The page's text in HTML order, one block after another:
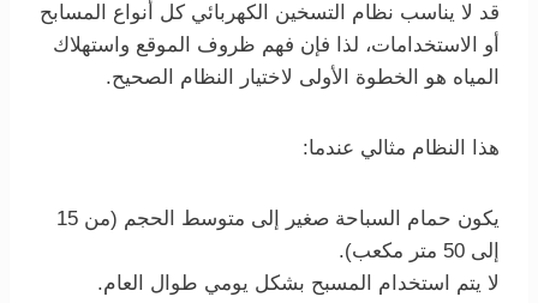
قد لا يناسب نظام التسخين الكهربائي كل أنواع المسابح
أو الاستخدامات، لذا فإن فهم ظروف الموقع واستهلاك
المياه هو الخطوة الأولى لاختيار النظام الصحيح.
هذا النظام مثالي عندما:
يكون حمام السباحة صغير إلى متوسط الحجم (من 15
إلى 50 متر مكعب).
لا يتم استخدام المسبح بشكل يومي طوال العام.